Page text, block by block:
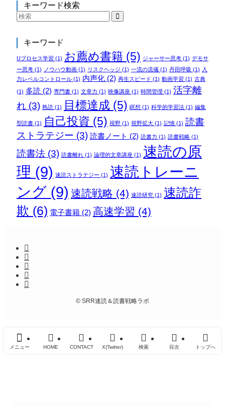
キーワード検索
キーワード
Uプロセス学習 (1) お薦め書籍 (5) ジャーサー思考(1) デモサ
ー思考(1) ノウハウ動画(1) リスクヘッジ (1) 一流の流儀(1) 丹田呼吸 (1) 入
力レベルコントロール(1) 内声化(2) 再生スピード (1) 動画学習 (1) 古典
(1) 多読 (2) 専門書(1) 文章力 (1) 映像講座(1) 時間管理 (1) 活字離
れ(3) 熟読(1) 目標達成 (5) 瞑想 (1) 科学的学習法(1) 編集
型読書(1) 自己投資 (5) 視野(1) 視野拡大(1) 記憶(1) 読書
ストラテジー (3) 読書ノート (2) 読書力 (1) 読書戦略(1)
読書法(3) 読書離れ(1) 論理的文章講座(1) 速読の原
理 (9) 速読ストラテジー (1) 速読トレーニ
ング(9) 速読戦略 (4) 速読研究(1) 速読詐
欺 (6) 電子書籍(2) 高速学習 (4)
© SRR速読＆読書戦略ラボ
メニュー HOME CONTACT X(Twitter) 検索 目次 トップへ